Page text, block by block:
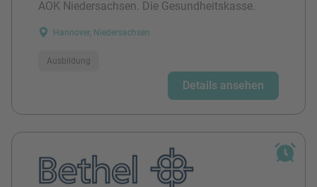
AOK Niedersachsen. Die Gesundheitskasse.
Hannover, Niedersachsen
Ausbildung
Details ansehen